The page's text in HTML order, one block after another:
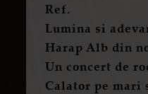
Ref.
Lumina si
Harap Alb din
Un concert de
Calator pe mari